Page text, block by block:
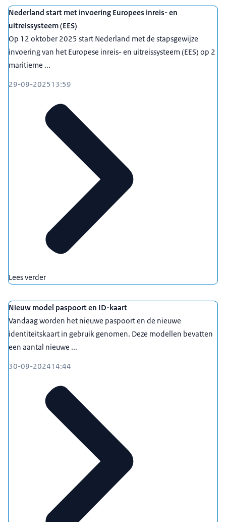
Nederland start met invoering Europees inreis- en
uitreissysteem (EES)
Op 12 oktober 2025 start Nederland met de stapsgewijze
invoering van het Europese inreis- en uitreissysteem (EES) op 2
maritieme ...
29-09-202513:59
Lees verder
Nieuw model paspoort en ID-kaart
Vandaag worden het nieuwe paspoort en de nieuwe
identiteitskaart in gebruik genomen. Deze modellen bevatten
een aantal nieuwe ...
30-09-202414:44